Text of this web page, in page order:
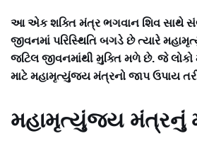
આ એક શક્તિ મંત્ર ભગવાન શિવ સાથે
જીવનમાં પરિસ્થિતિ બગડે છે ત્યારે
જટિલ જીવનમાંથી મુક્તિ મળે છે. જે
માટે મહામૃત્યુંજય મંત્રનો જાપ ઉપાય
મહામૃત્યુંજય મંત્રનું